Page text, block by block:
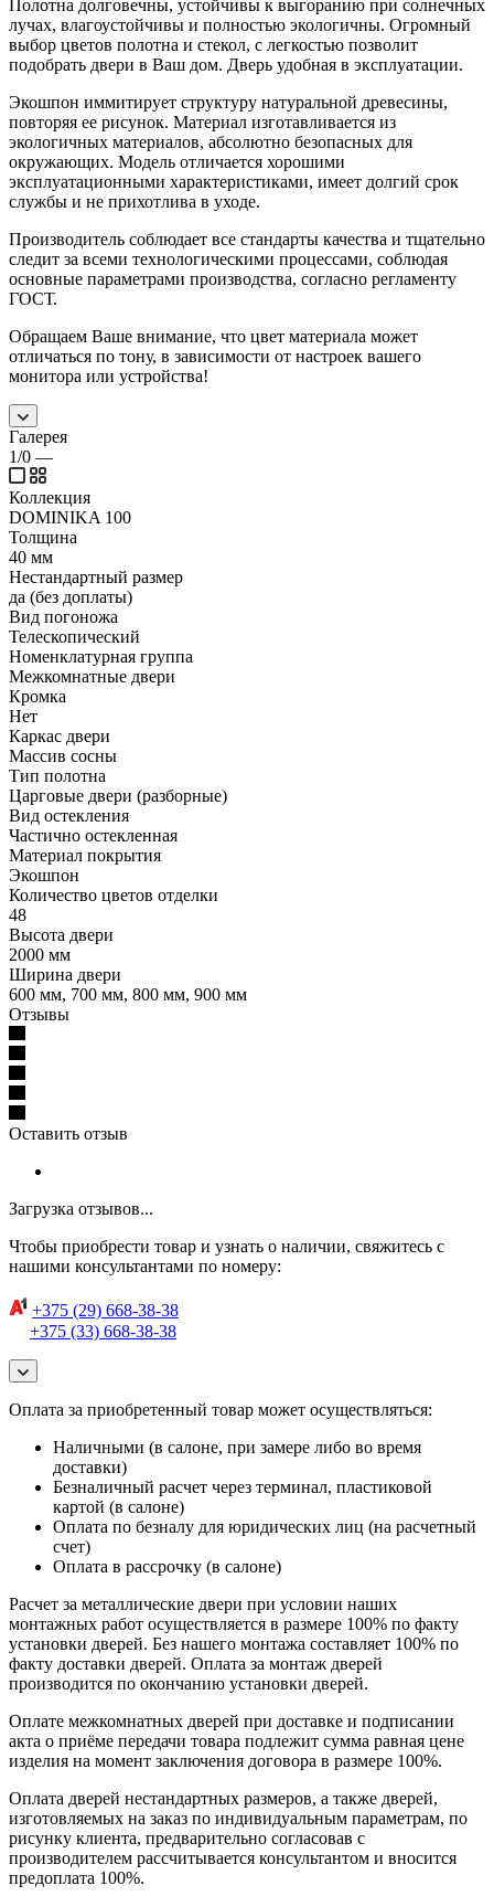
Полотна долговечны, устойчивы к выгоранию при солнечных
лучах, влагоустойчивы и полностью экологичны. Огромный
выбор цветов полотна и стекол, с легкостью позволит
подобрать двери в Ваш дом. Дверь удобная в эксплуатации.
Экошпон иммитирует структуру натуральной древесины,
повторяя ее рисунок. Материал изготавливается из
экологичных материалов, абсолютно безопасных для
окружающих. Модель отличается хорошими
эксплуатационными характеристиками, имеет долгий срок
службы и не прихотлива в уходе.
Производитель соблюдает все стандарты качества и тщательно
следит за всеми технологическими процессами, соблюдая
основные параметрами производства, согласно регламенту
ГОСТ.
Обращаем Ваше внимание, что цвет материала может
отличаться по тону, в зависимости от настроек вашего
монитора или устройства!
Галерея
1/0 —
Коллекция
DOMINIKA 100
Толщина
40 мм
Нестандартный размер
да (без доплаты)
Вид погоножа
Телескопический
Номенклатурная группа
Межкомнатные двери
Кромка
Нет
Каркас двери
Массив сосны
Тип полотна
Царговые двери (разборные)
Вид остекления
Частично остекленная
Материал покрытия
Экошпон
Количество цветов отделки
48
Высота двери
2000 мм
Ширина двери
600 мм, 700 мм, 800 мм, 900 мм
Отзывы
Оставить отзыв
Загрузка отзывов...
Чтобы приобрести товар и узнать о наличии, свяжитесь с
нашими консультантами по номеру:
+375 (29) 668-38-38
+375 (33) 668-38-38
Оплата за приобретенный товар может осуществляться:
Наличными (в салоне, при замере либо во время
доставки)
Безналичный расчет через терминал, пластиковой
картой (в салоне)
Оплата по безналу для юридических лиц (на расчетный
счет)
Оплата в рассрочку (в салоне)
Расчет за металлические двери при условии наших
монтажных работ осуществляется в размере 100% по факту
установки дверей. Без нашего монтажа составляет 100% по
факту доставки дверей. Оплата за монтаж дверей
производится по окончанию установки дверей.
Оплате межкомнатных дверей при доставке и подписании
акта о приёме передачи товара подлежит сумма равная цене
изделия на момент заключения договора в размере 100%.
Оплата дверей нестандартных размеров, а также дверей,
изготовляемых на заказ по индивидуальным параметрам, по
рисунку клиента, предварительно согласовав с
производителем рассчитывается консультантом и вносится
предоплата 100%.